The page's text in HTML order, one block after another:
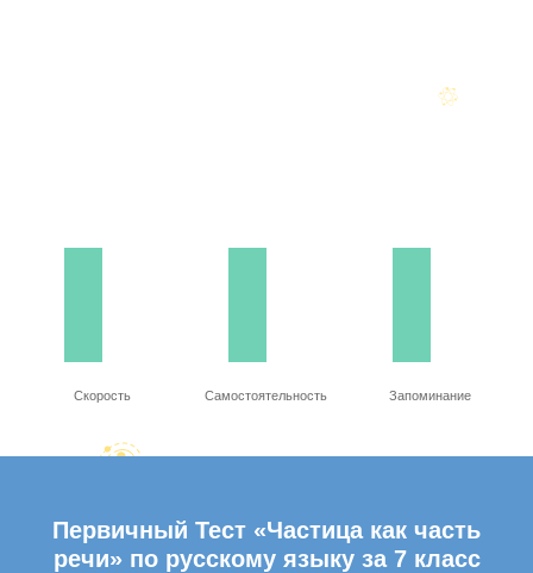
Скорость Самостоятельность Запоминание
Первичный Тест «Частица как часть
речи» по русскому языку за 7 класс